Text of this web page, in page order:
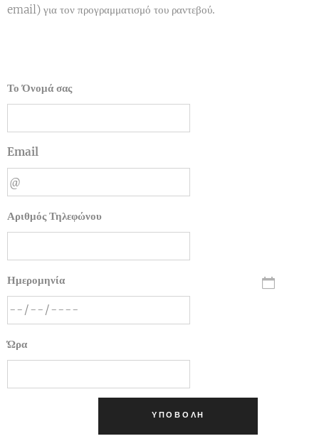
email) για τον προγραμματισμό του ραντεβού.
Το Όνομά σας
Email
Αριθμός Τηλεφώνου
Ημερομηνία
Ώρα
ΥΠΟΒΟΛΉ